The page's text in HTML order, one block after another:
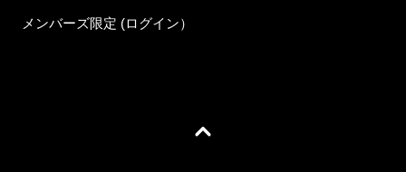
メンバーズ限定 (ログイン）